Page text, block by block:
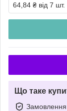
64,84 ₴ від 7 шт.
Що таке
Замовлення